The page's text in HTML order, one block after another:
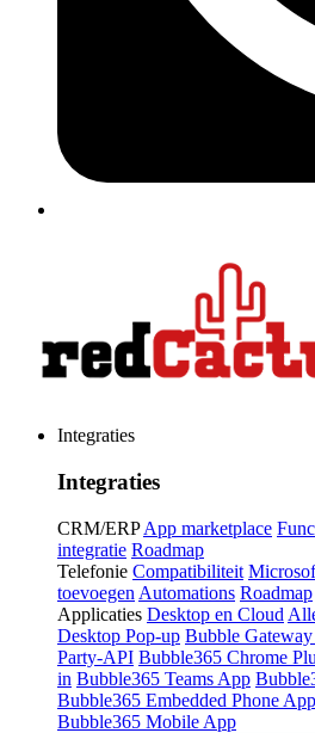
Integraties
Integraties
CRM/ERP App marketplace
integratie Roadmap
Telefonie Compatibiliteit
toevoegen Automations Roadmap
Applicaties Desktop en Cloud
Desktop Pop-up Bubble
Party-API Bubble365 Chrome
in Bubble365 Teams App
Bubble365 Embedded Phone App
Bubble365 Mobile App